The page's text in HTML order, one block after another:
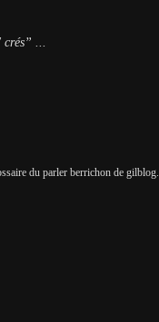
crés” ...
du parler berrichon de gilblog.